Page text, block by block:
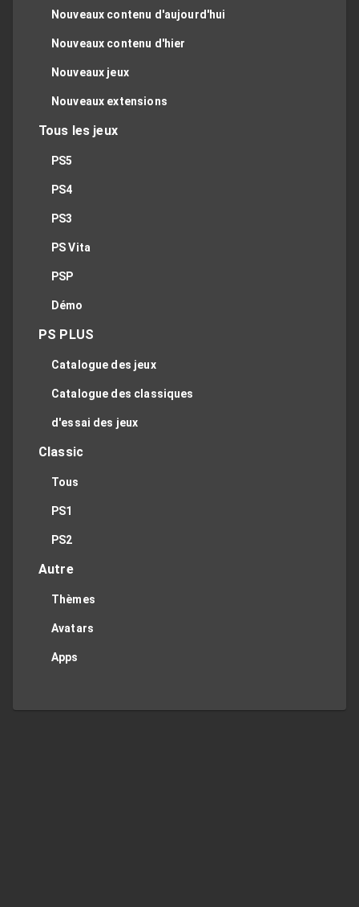
Nouveaux contenu d'aujourd'hui
Nouveaux contenu d'hier
Nouveaux jeux
Nouveaux extensions
Tous les jeux
PS5
PS4
PS3
PS Vita
PSP
Démo
PS PLUS
Catalogue des jeux
Catalogue des classiques
d'essai des jeux
Classic
Tous
PS1
PS2
Autre
Thèmes
Avatars
Apps